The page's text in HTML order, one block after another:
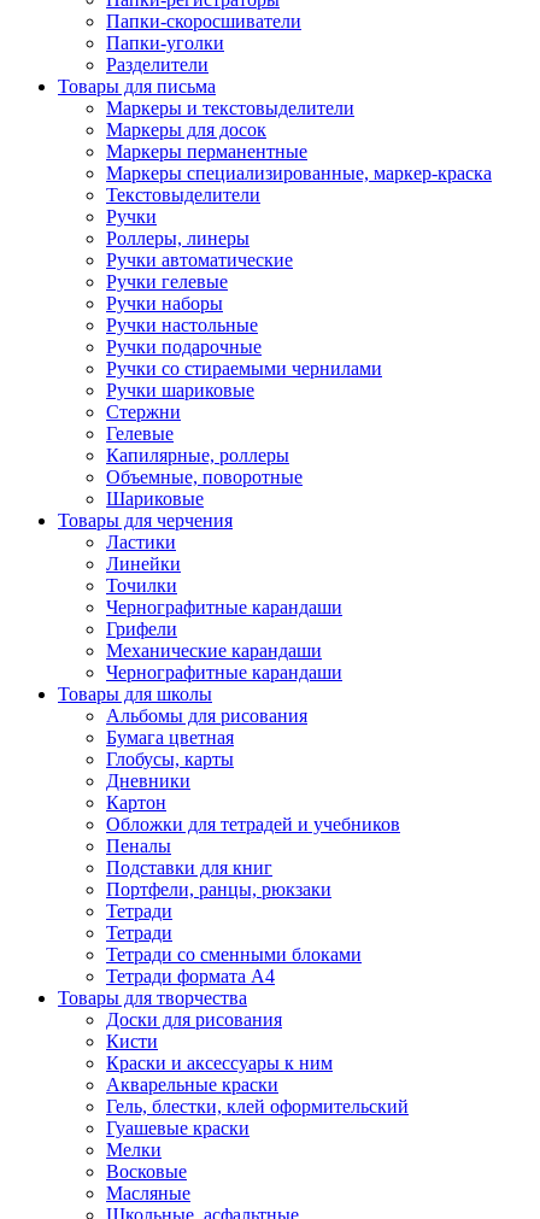
Папки-скоросшиватели
Папки-уголки
Разделители
Товары для письма
Маркеры и текстовыделители
Маркеры для досок
Маркеры перманентные
Маркеры специализированные, маркер-краска
Текстовыделители
Ручки
Роллеры, линеры
Ручки автоматические
Ручки гелевые
Ручки наборы
Ручки настольные
Ручки подарочные
Ручки со стираемыми чернилами
Ручки шариковые
Стержни
Гелевые
Капилярные, роллеры
Объемные, поворотные
Шариковые
Товары для черчения
Ластики
Линейки
Точилки
Чернографитные карандаши
Грифели
Механические карандаши
Чернографитные карандаши
Товары для школы
Альбомы для рисования
Бумага цветная
Глобусы, карты
Дневники
Картон
Обложки для тетрадей и учебников
Пеналы
Подставки для книг
Портфели, ранцы, рюкзаки
Тетради
Тетради
Тетради со сменными блоками
Тетради формата А4
Товары для творчества
Доски для рисования
Кисти
Краски и аксессуары к ним
Акварельные краски
Гель, блестки, клей оформительский
Гуашевые краски
Мелки
Восковые
Масляные